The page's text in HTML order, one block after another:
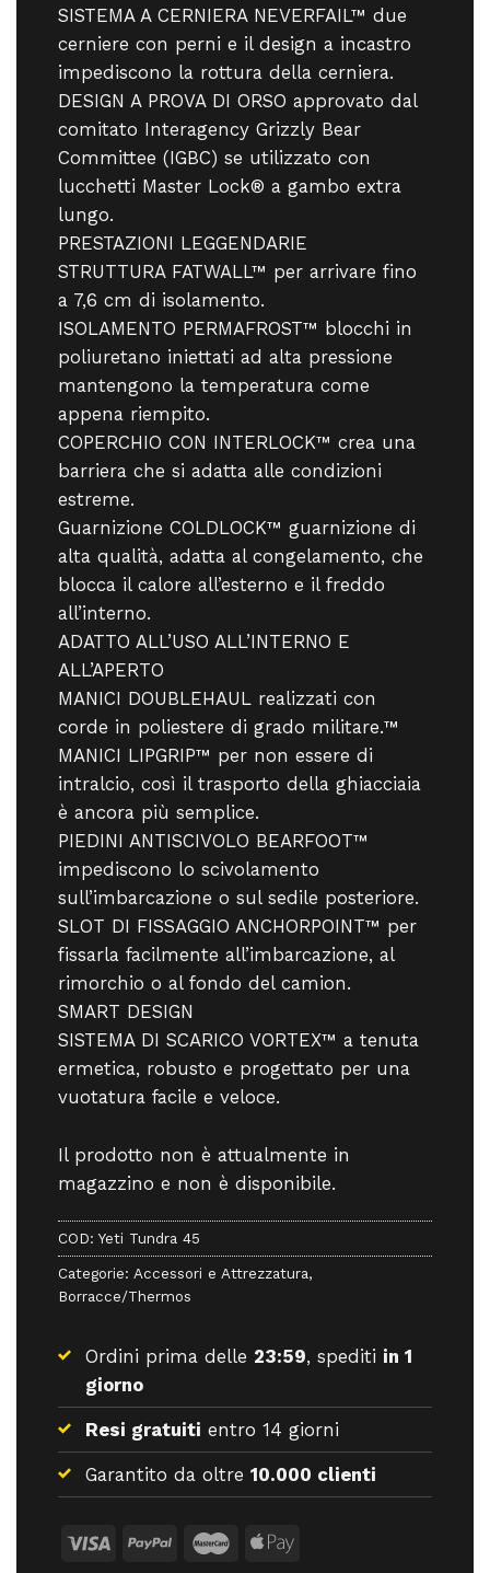
SISTEMA A CERNIERA NEVERFAIL™ due
cerniere con perni e il design a incastro
impediscono la rottura della cerniera.
DESIGN A PROVA DI ORSO approvato dal
comitato Interagency Grizzly Bear
Committee (IGBC) se utilizzato con
lucchetti Master Lock® a gambo extra
lungo.
PRESTAZIONI LEGGENDARIE
STRUTTURA FATWALL™ per arrivare fino
a 7,6 cm di isolamento.
ISOLAMENTO PERMAFROST™ blocchi in
poliuretano iniettati ad alta pressione
mantengono la temperatura come
appena riempito.
COPERCHIO CON INTERLOCK™ crea una
barriera che si adatta alle condizioni
estreme.
Guarnizione COLDLOCK™ guarnizione di
alta qualità, adatta al congelamento, che
blocca il calore all’esterno e il freddo
all’interno.
ADATTO ALL’USO ALL’INTERNO E
ALL’APERTO
MANICI DOUBLEHAUL realizzati con
corde in poliestere di grado militare.™
MANICI LIPGRIP™ per non essere di
intralcio, così il trasporto della ghiacciaia
è ancora più semplice.
PIEDINI ANTISCIVOLO BEARFOOT™
impediscono lo scivolamento
sull’imbarcazione o sul sedile posteriore.
SLOT DI FISSAGGIO ANCHORPOINT™ per
fissarla facilmente all’imbarcazione, al
rimorchio o al fondo del camion.
SMART DESIGN
SISTEMA DI SCARICO VORTEX™ a tenuta
ermetica, robusto e progettato per una
vuotatura facile e veloce.
Il prodotto non è attualmente in
magazzino e non è disponibile.
COD: Yeti Tundra 45
Categorie: Accessori e Attrezzatura,
Borracce/Thermos
Ordini prima delle 23:59, spediti in 1
giorno
Resi gratuiti entro 14 giorni
Garantito da oltre 10.000 clienti